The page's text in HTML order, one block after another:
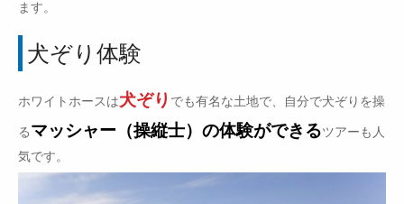
ます。
犬ぞり体験
ホワイトホースは犬ぞり でも有名な土地で、自分で犬ぞりを操
るマッシャー（操縦士）の体験ができるツアーも人
気です。